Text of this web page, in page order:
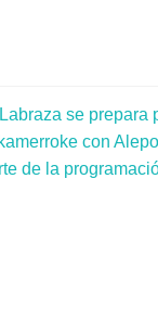
se prepara
con
de la